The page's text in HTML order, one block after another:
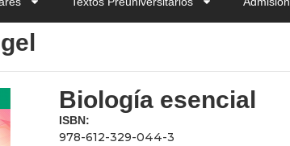
Biología esencial
ISBN:
978-612-329-044-3